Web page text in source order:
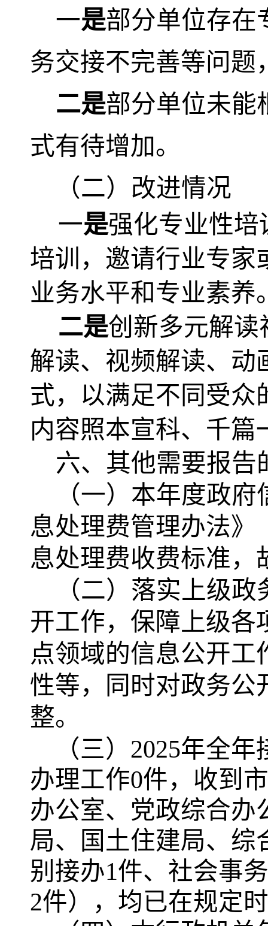
一是部分单位存在
务交接不完善等问题
二是部分单位未能
式有待增加。
（二）改进情况
一是强化专业性培
培训，邀请行业专家
业务水平和专业素养
二是创新多元解读
解读、视频解读、动
式，以满足不同受众
内容照本宣科、千篇
六、其他需要报告
（一）本年度政
息处理费管理办法》
息处理费收费标准，
（二）落实上级
开工作，保障上级各
点领域的信息公开
性等，同时对政务公
整。
（三）2025年全
办理工作0件，收到
办公室、党政综合办
局、国土住建局、综
别接办1件、社会事
2件），均已在规定